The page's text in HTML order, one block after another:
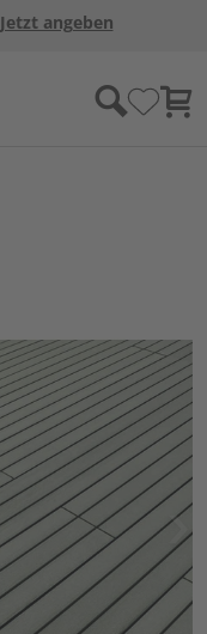
Jetzt angeben